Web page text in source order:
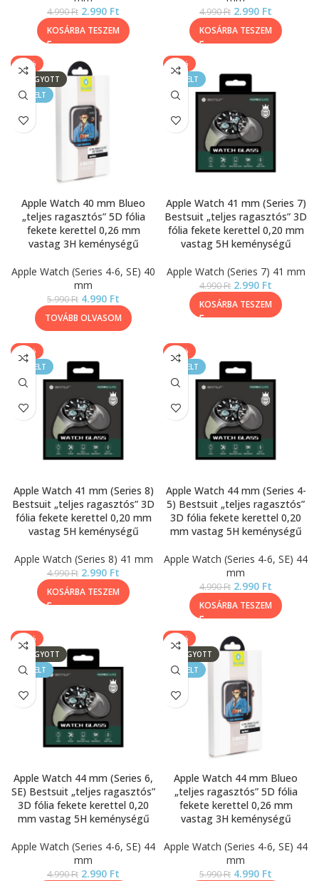
4.990Ft 2.990 Ft
KOSÁRBA TESZEM
4.990Ft 2.990 Ft
KOSÁRBA TESZEM
-17%
ELFOGYOTT
KIEMELT
Apple Watch 40 mm Blueo
„teljes ragasztós” 5D fólia
fekete kerettel 0,26 mm
vastag 3H keménységű
Apple Watch (Series 4-6, SE) 40
mm
5.990Ft 4.990 Ft
TOVÁBB OLVASOM
-40%
KIEMELT
Apple Watch 41 mm (Series 7)
Bestsuit „teljes ragasztós” 3D
fólia fekete kerettel 0,20 mm
vastag 5H keménységű
Apple Watch (Series 7) 41 mm
4.990Ft 2.990 Ft
KOSÁRBA TESZEM
-40%
KIEMELT
Apple Watch 41 mm (Series 8)
Bestsuit „teljes ragasztós” 3D
fólia fekete kerettel 0,20 mm
vastag 5H keménységű
Apple Watch (Series 8) 41 mm
4.990Ft 2.990 Ft
KOSÁRBA TESZEM
-40%
KIEMELT
Apple Watch 44 mm (Series 4-
5) Bestsuit „teljes ragasztós”
3D fólia fekete kerettel 0,20
mm vastag 5H keménységű
Apple Watch (Series 4-6, SE) 44
mm
4.990Ft 2.990 Ft
KOSÁRBA TESZEM
-40%
ELFOGYOTT
KIEMELT
Apple Watch 44 mm (Series 6,
SE) Bestsuit „teljes ragasztós”
3D fólia fekete kerettel 0,20
mm vastag 5H keménységű
Apple Watch (Series 4-6, SE) 44
mm
4.990Ft 2.990 Ft
-17%
ELFOGYOTT
KIEMELT
Apple Watch 44 mm Blueo
„teljes ragasztós” 5D fólia
fekete kerettel 0,26 mm
vastag 3H keménységű
Apple Watch (Series 4-6, SE) 44
mm
5.990Ft 4.990 Ft